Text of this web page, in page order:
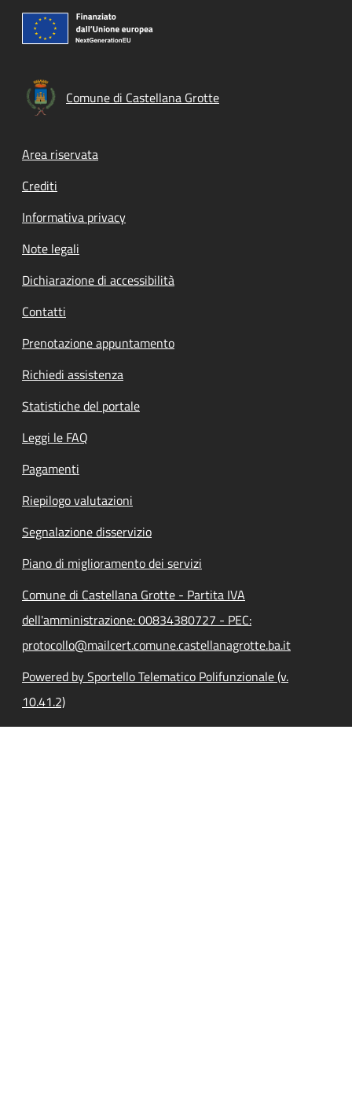
Comune di Castellana Grotte
Footer menu
Area riservata
Crediti
Informativa privacy
Note legali
Dichiarazione di accessibilità
Contatti
Prenotazione appuntamento
Richiedi assistenza
Statistiche del portale
Leggi le FAQ
Pagamenti
Riepilogo valutazioni
Segnalazione disservizio
Piano di miglioramento dei servizi
Comune di Castellana Grotte - Partita IVA
dell'amministrazione: 00834380727 - PEC:
protocollo@mailcert.comune.castellanagrotte.ba.it
Powered by Sportello Telematico Polifunzionale (v.
10.41.2)